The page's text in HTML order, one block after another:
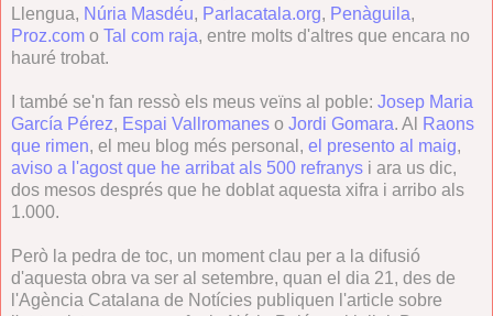
Llengua, Núria Masdéu, Parlacatala.org, Penàguila,
Proz.com o Tal com raja, entre molts d'altres que encara no
hauré trobat.
I també se'n fan ressò els meus veïns al poble: Josep Maria
García Pérez, Espai Vallromanes o Jordi Gomara. Al
Raons
que rimen, el meu blog més personal, el presento al maig,
aviso a l'agost que he arribat als 500 refranys i ara us dic,
dos mesos després que he doblat aquesta xifra i arribo als
1.000.
Però la pedra de toc, un moment clau per a la difusió
d'aquesta obra va ser al setembre, quan el dia 21, des de
l'Agència Catalana de Notícies publiquen l'article sobre